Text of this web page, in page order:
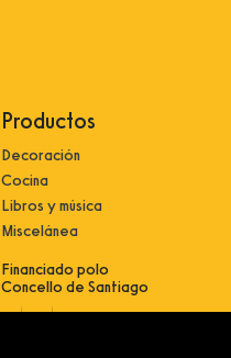
Productos
Decoración
Cocina
Libros y música
Miscelánea
Financiado polo
Concello de Santiago